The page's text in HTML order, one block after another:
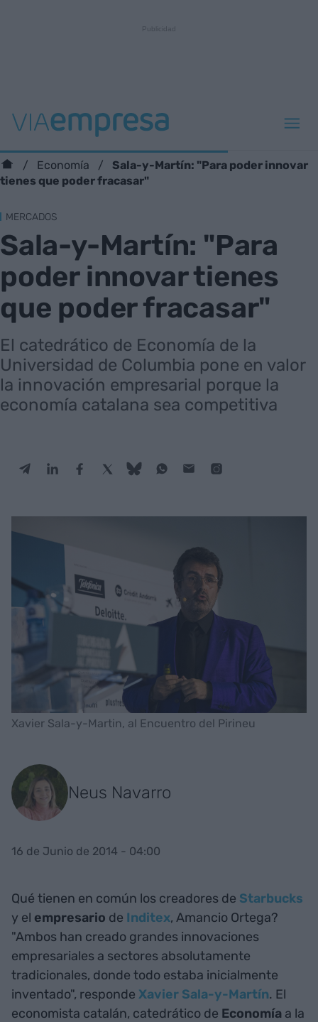
Economía
Sala-y-Martín: "Para poder innovar
tienes que poder fracasar"
MERCADOS
Sala-y-Martín: "Para
poder innovar tienes
que poder fracasar"
El catedrático de Economía de la
Universidad de Columbia pone en valor
la innovación empresarial porque la
economía catalana sea competitiva
Xavier Sala-y-Martin, al Encuentro del Pirineu
Neus Navarro
16 de Junio de 2014 - 04:00
Qué tienen en común los creadores de Starbucks
y el empresario de Inditex, Amancio Ortega?
"Ambos han creado grandes innovaciones
empresariales a sectores absolutamente
tradicionales, donde todo estaba inicialmente
inventado", responde Xavier Sala-y-Martín. El
economista catalán, catedrático de Economía a la